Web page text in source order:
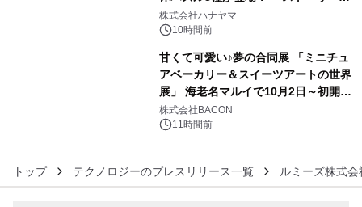
ギミックが融合した 大人の体験型パズ
ルが8月7日(金)12時より先行予約受付
開始～
株式会社ハナヤマ
10時間前
甘くて可愛い♪夢の合同展 「ミニチュ
アベーカリー＆スイーツアートの世界
展」 海老名マルイで10月2日～初開
催！
株式会社BACON
11時間前
トップ テクノロジーのプレスリリース一覧 ルミーズ株式会